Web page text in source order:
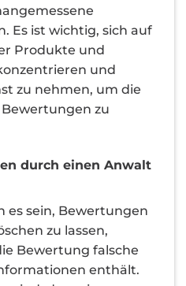
Es ist wichtig, sich auf
Produkte und
und
zu nehmen, um die
zu
durch einen Anwalt
es sein, Bewertungen
zu lassen,
Bewertung falsche
enthält.